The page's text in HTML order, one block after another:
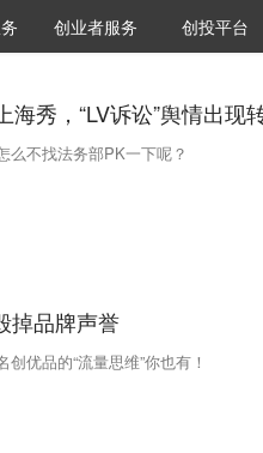
构库
推介
创投氪堂
创业者服务 创投平台
海秀，“LV诉讼”舆情出现
么不找法务部PK一下呢？
掉品牌声誉
优品的“流量思维”你也有！